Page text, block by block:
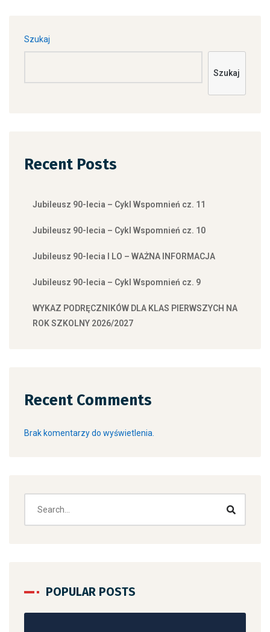
Szukaj
Szukaj
Recent Posts
Jubileusz 90-lecia – Cykl Wspomnień cz. 11
Jubileusz 90-lecia – Cykl Wspomnień cz. 10
Jubileusz 90-lecia I LO – WAŻNA INFORMACJA
Jubileusz 90-lecia – Cykl Wspomnień cz. 9
WYKAZ PODRĘCZNIKÓW DLA KLAS PIERWSZYCH NA
ROK SZKOLNY 2026/2027
Recent Comments
Brak komentarzy do wyświetlenia.
POPULAR POSTS